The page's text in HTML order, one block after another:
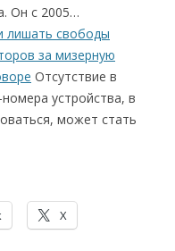
Он с 2005…
лишать свободы
за мизерную
Отсутствие в
устройства, в
может стать
X